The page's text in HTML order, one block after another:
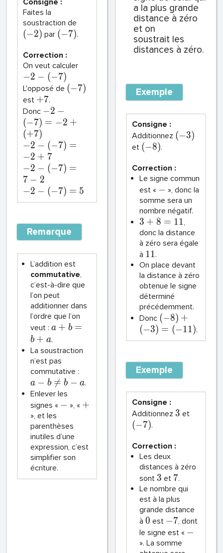
Consigne :
Faites la
soustraction de
(−2) par (−7).
Correction :
On veut calculer
−2 − (−7)
L'opposé de (−7)
est +7.
Donc −2 −
(−7) = −2 +
(+7)
−2 − (−7) =
−2 + 7
−2 − (−7) =
7 − 2
−2 − (−7) = 5
Remarque
L’addition est
commutative,
c’est-à-dire que
l’on peut
additionner dans
l’ordre que l’on
veut : a + b =
b + a.
La soustraction
n’est pas
commutative :
a − b 
= b − a.
Enlever les
signes « − », « +
», et les
parenthèses
inutiles d’une
expression, c’est
simplifier son
écriture.
a la plus grande
distance à zéro
et on
soustrait les
distances à zéro.
Exemple
Consigne :
Additionnez (−3)
et (−8).
Correction :
Le signe commun
est « − », donc la
somme sera un
nombre négatif.
3 + 8 = 11,
donc la distance
à zéro sera égale
à 11.
On place devant
la distance à zéro
obtenue le signe
déterminé
précédemment.
Donc (−8) +
(−3) = (−11).
Exemple
Consigne :
Additionnez 3 et
(−7).
Correction :
Les deux
distances à zéro
sont 3 et 7.
Le nombre qui
est à la plus
grande distance
à 0 est −7, dont
le signe est « −
». La somme